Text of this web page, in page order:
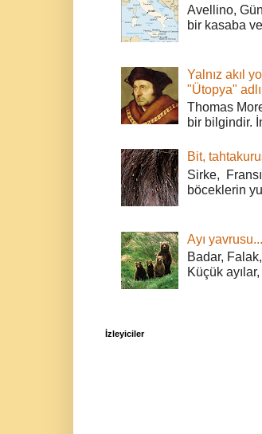
Avellino,
bir kasaba
Yalnız akıl
"Ütopya"
Thomas
bir bilgindir.
Bit,
Sirke,
böceklerin
Ayı yavrusu...
Badar,
Küçük
İzleyiciler